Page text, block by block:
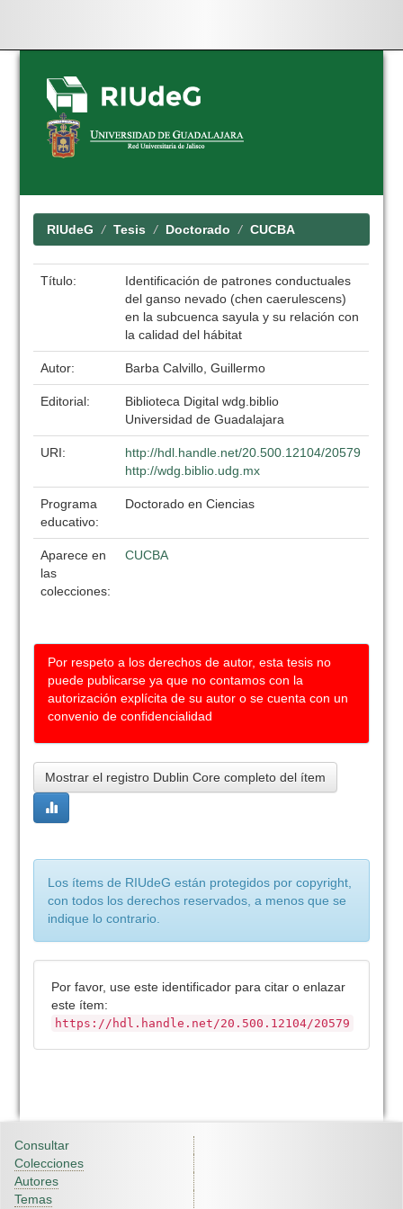
Skip
navigation
RIUdeG Tesis Doctorado CUCBA
Título:
Identificación de patrones conductuales
del ganso nevado (chen caerulescens)
en la subcuenca sayula y su relación con
la calidad del hábitat
Autor: Barba Calvillo, Guillermo
Editorial:
Biblioteca Digital wdg.biblio
Universidad de Guadalajara
URI:
http://hdl.handle.net/20.500.12104/20579
http://wdg.biblio.udg.mx
Programa
educativo:
Doctorado en Ciencias
Aparece en
las
colecciones:
CUCBA
Por respeto a los derechos de autor, esta tesis no
puede publicarse ya que no contamos con la
autorización explícita de su autor o se cuenta con un
convenio de confidencialidad
Mostrar el registro Dublin Core completo del ítem
Los ítems de RIUdeG están protegidos por copyright,
con todos los derechos reservados, a menos que se
indique lo contrario.
Por favor, use este identificador para citar o enlazar
este ítem:
https://hdl.handle.net/20.500.12104/20579
Consultar
Colecciones
Autores
Temas